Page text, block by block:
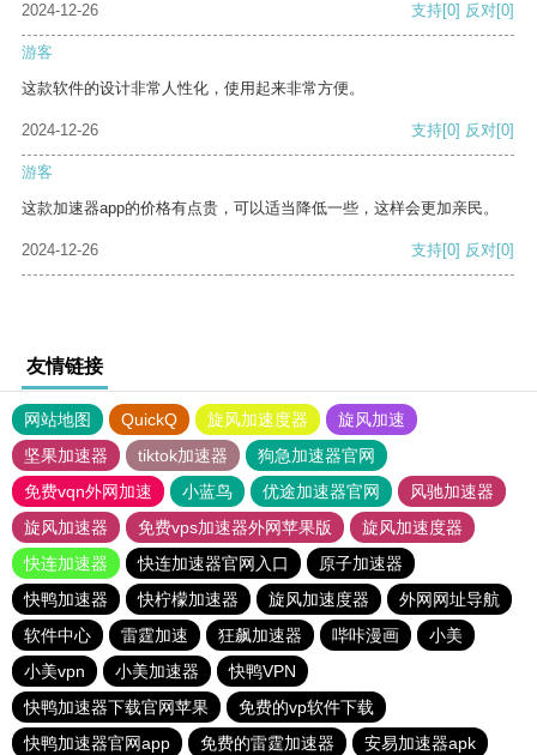
2024-12-26
支持[0] 反对[0]
游客
这款软件的设计非常人性化，使用起来非常方便。
2024-12-26 支持[0] 反对[0]
游客
这款加速器app的价格有点贵，可以适当降低一些，这样会更加亲民。
2024-12-26 支持[0] 反对[0]
友情链接
网站地图 QuickQ 旋风加速度器
旋风加速
坚果加速器
tiktok加速器
狗急加速器官网
免费vqn外网加速
小蓝鸟 优途加速器官网
风驰加速器
旋风加速器
免费vps加速器外网苹果版
旋风加速度器
快连加速器
快连加速器官网入口
原子加速器
快鸭加速器
快柠檬加速器 旋风加速度器
外网网址导航
软件中心
雷霆加速 狂飙加速器 哔咔漫画
小美
小美vpn
小美加速器
快鸭VPN
快鸭加速器下载官网苹果
免费的vp软件下载
快鸭加速器官网app
免费的雷霆加速器
安易加速器apk